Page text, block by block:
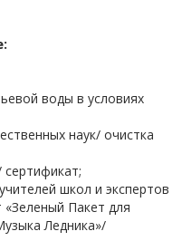
воды в условиях
наук/ очистка
сертификат;
школ и экспертов
«Зеленый Пакет для
Ледника»/